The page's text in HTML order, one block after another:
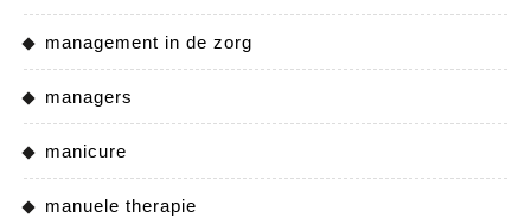
management in de zorg
managers
manicure
manuele therapie